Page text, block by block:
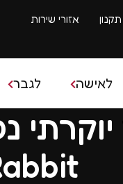
תקנון אזורי שירות
לאישה
ביצים סיניות
לגבר
איבר